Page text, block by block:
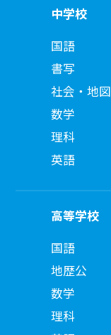
中学校
国語
書写
社会・地図
数学
理科
英語
高等学校
国語
地歴公
数学
理科